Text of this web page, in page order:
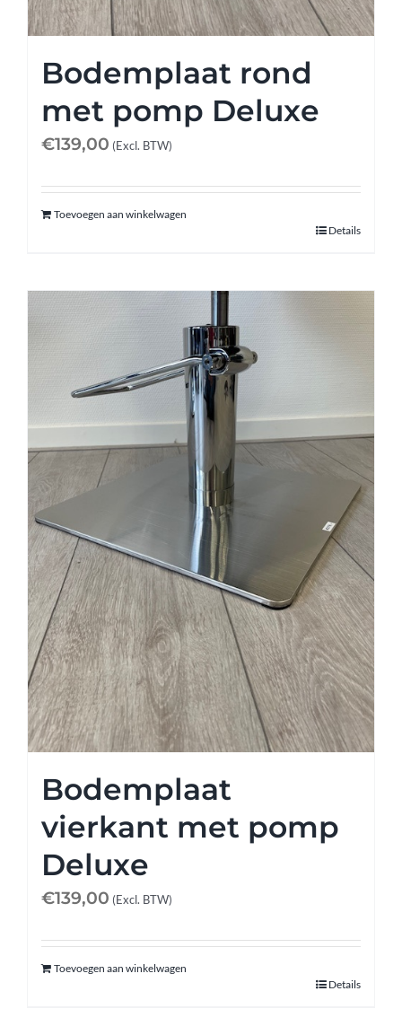
Bodemplaat rond
met pomp Deluxe
€139,00 (Excl. BTW)
Toevoegen aan winkelwagen
Details
Bodemplaat
vierkant met pomp
Deluxe
€139,00 (Excl. BTW)
Toevoegen aan winkelwagen
Details